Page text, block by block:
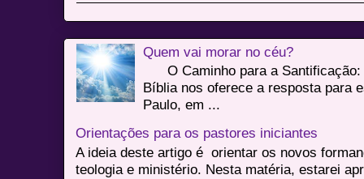
Quem vai morar no céu?
O Caminho para a Santificação:
Bíblia nos oferece a resposta para
Paulo, em ...
Orientações para os pastores iniciantes
A ideia deste artigo é orientar os novos
teologia e ministério. Nesta matéria, estarei